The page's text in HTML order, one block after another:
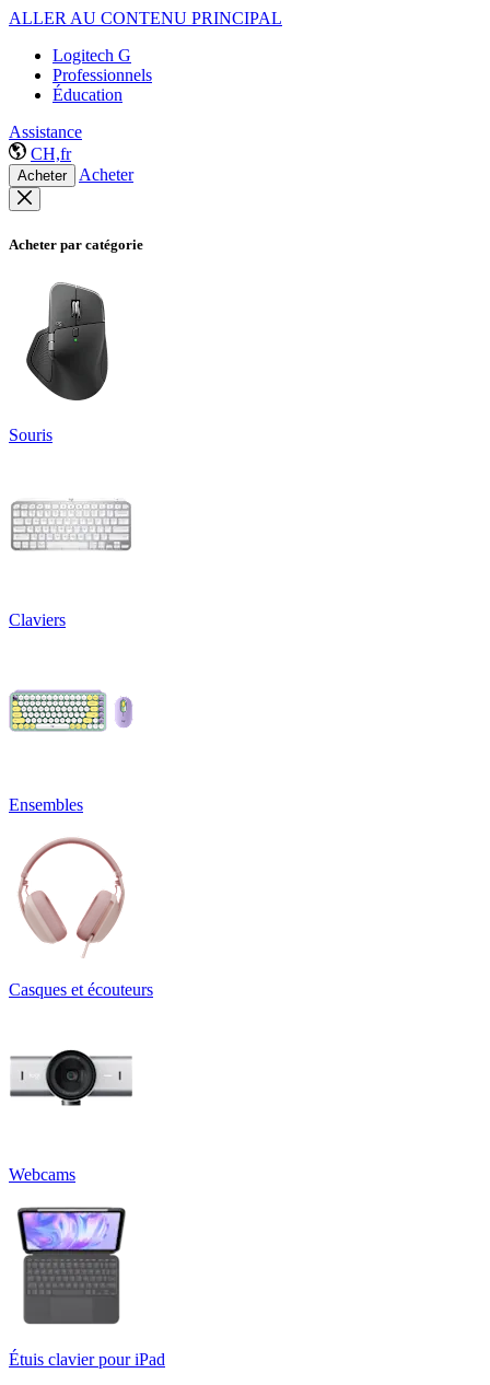
ALLER AU CONTENU PRINCIPAL
Logitech G
Professionnels
Éducation
Assistance
CH,fr
Acheter Acheter
Acheter par catégorie
Souris
Claviers
Ensembles
Casques et écouteurs
Webcams
Étuis clavier pour iPad